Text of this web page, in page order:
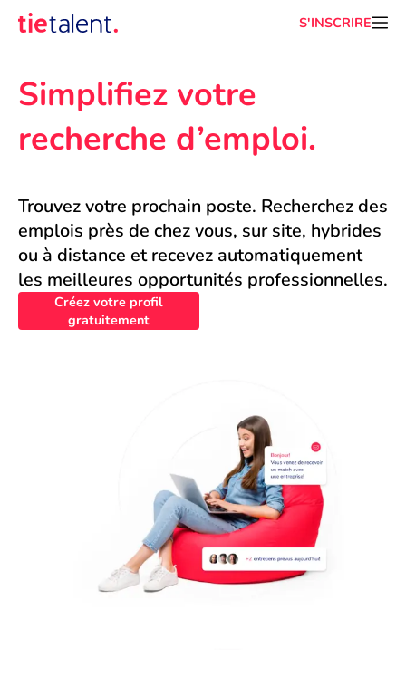
S'INSCRIRE
Simplifiez votre
recherche d’emploi.
Trouvez votre prochain poste. Recherchez des
emplois près de chez vous, sur site, hybrides
ou à distance et recevez automatiquement
les meilleures opportunités professionnelles.
Créez votre profil
gratuitement